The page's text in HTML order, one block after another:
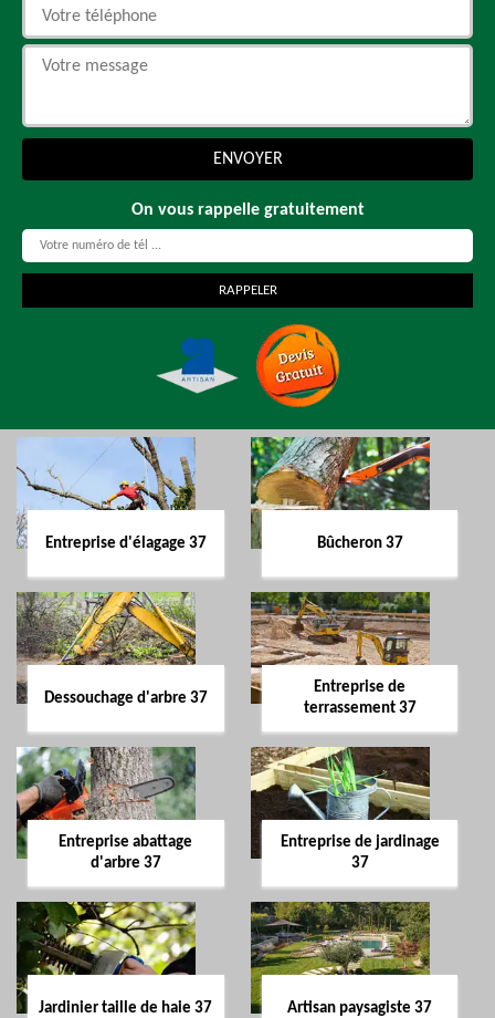
On vous rappelle gratuitement
Entreprise d'élagage 37 Bûcheron 37
Dessouchage d'arbre 37
Entreprise de
terrassement 37
Entreprise abattage
d'arbre 37
Entreprise de jardinage
37
Jardinier taille de haie 37 Artisan paysagiste 37